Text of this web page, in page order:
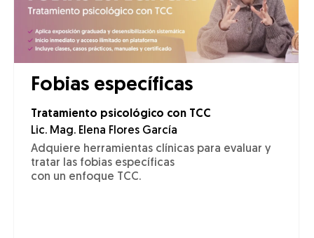
Fobias específicas
Tratamiento psicológico con TCC
Lic. Mag. Elena Flores García
Adquiere herramientas clínicas para evaluar y
tratar las fobias específicas
con un enfoque TCC.